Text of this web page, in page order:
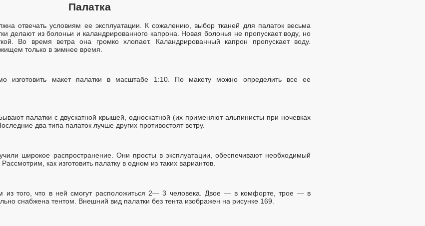
Палатка
отвечать условиям ее эксплуатации. К сожалению, выбор тканей для палаток весьма
делают из болоньи и каландрированного капрона. Новая болонья не пропускает воду, но
Во время ветра она громко хлопает. Каландрированный капрон пропускает воду.
только в зимнее время.
изготовить макет палатки в масштабе 1:10. По макету можно определить все ее
палатки с двускатной крышей, односкатной (их применяют альпинисты при ночевках
два типа палаток лучше других противостоят ветру.
широкое распространение. Они просты в эксплуатации, обеспечивают необходимый
как изготовить палатку в одном из таких вариантов.
из того, что в ней смогут расположиться 2— 3 человека. Двое — в комфорте, трое — в
снабжена тентом. Внешний вид палатки без тента изображен на рисунке 169.